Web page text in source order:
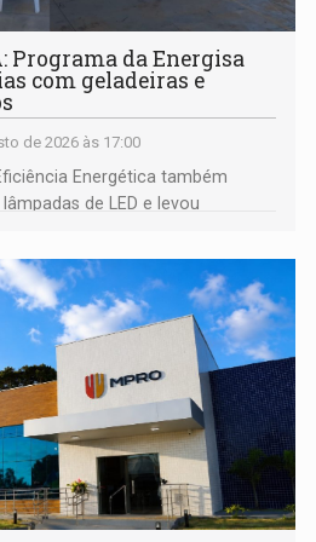
Programa da Energisa
com geladeiras e
de 2026 às 17:00
Energética também
de LED e levou